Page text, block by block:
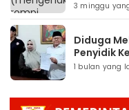
3 minggu
Diduga
Penyidik
1 bulan yang